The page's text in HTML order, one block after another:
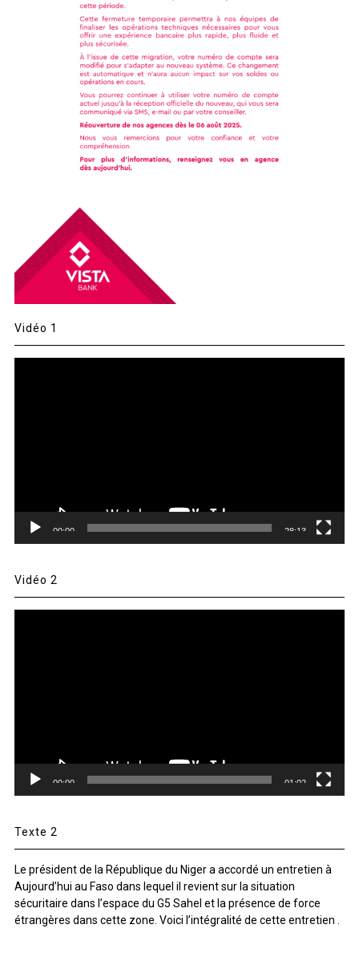
Vidéo 1
00:00 28:13
Vidéo 2
00:00 01:02
Texte 2
Le président de la République du Niger a accordé un entretien à
Aujourd’hui au Faso dans lequel il revient sur la situation
sécuritaire dans l’espace du G5 Sahel et la présence de force
étrangères dans cette zone. Voici l’intégralité de cette entretien .